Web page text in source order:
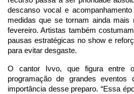
descanso vocal e
medidas que se tornam ainda mais
fevereiro. Artistas também
pausas estratégicas no show e
para evitar desgaste.
O cantor Ivvo, que figura entre
programação de grandes eventos
importância desse preparo. “Essa